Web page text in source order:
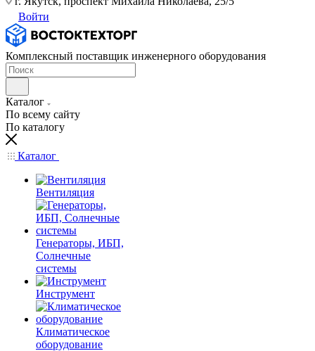
Войти
Комплексный поставщик инженерного оборудования
Каталог
По всему сайту
По каталогу
Каталог
Вентиляция
Генераторы, ИБП,
Солнечные
системы
Инструмент
Климатическое
оборудование